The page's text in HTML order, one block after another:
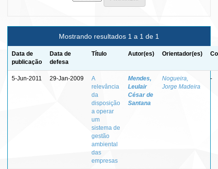
Mostrando resultados 1 a 1 de 1
Data de
publicação
Data de
defesa
Título Autor(es) Orientador(es)
5-Jun-2011 29-Jan-2009
A
relevância
da
disposição
a operar
um
sistema de
gestão
ambiental
das
empresas
Mendes,
Leulair
César de
Santana
Nogueira,
Jorge Madeira
-